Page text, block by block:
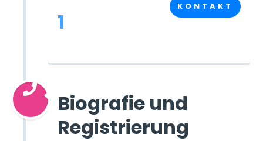
KONTAKT
1
Biografie und
Registrierung